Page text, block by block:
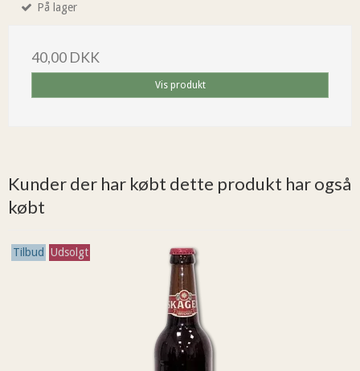
På lager
40,00 DKK
Vis produkt
Kunder der har købt dette produkt har også
købt
Tilbud Udsolgt